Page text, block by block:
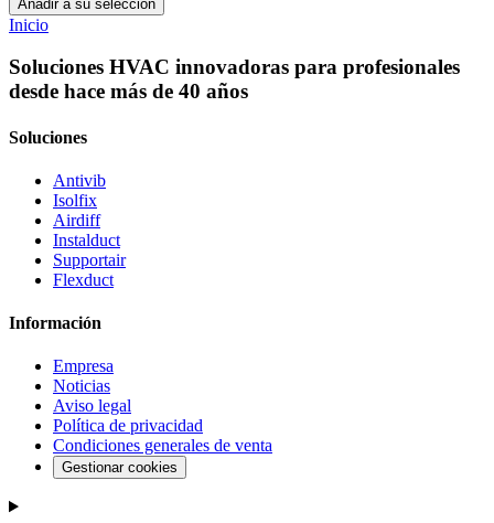
Añadir a su selección
Inicio
Soluciones HVAC innovadoras para profesionales
desde hace más de 40 años
Soluciones
Antivib
Isolfix
Airdiff
Instalduct
Supportair
Flexduct
Información
Empresa
Noticias
Aviso legal
Política de privacidad
Condiciones generales de venta
Gestionar cookies